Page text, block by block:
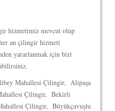
hizmetimiz mevcut olup
an çilingir hizmeti
yararlanmak için bizi
Mahallesi Çilingir, Alipaşa
Çilingir, Bekirli
Çilingir, Büyükçavuşlu